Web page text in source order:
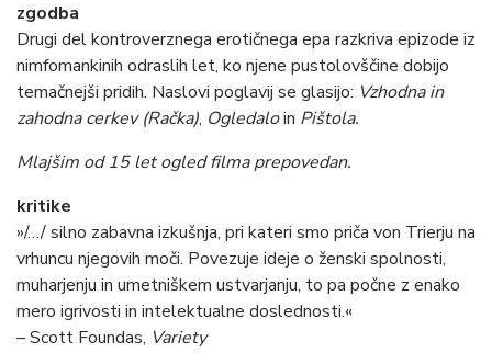
zgodba
Drugi del kontroverznega erotičnega epa razkriva epizode iz
nimfomankinih odraslih let, ko njene pustolovščine dobijo
temačnejši pridih. Naslovi poglavij se glasijo: Vzhodna in
zahodna cerkev (Račka), Ogledaloin Pištola.
Mlajšim od 15 let ogled filma prepovedan.
kritike
»/…/ silno zabavna izkušnja, pri kateri smo priča von Trierju na
vrhuncu njegovih moči. Povezuje ideje o ženski spolnosti,
muharjenju in umetniškem ustvarjanju, to pa počne z enako
mero igrivosti in intelektualne doslednosti.«
– Scott Foundas, Variety